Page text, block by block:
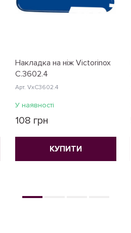
Накладка на ніж Victorinox
C.3602.4
Арт. VxC3602.4
У наявності
108 грн
КУПИТИ